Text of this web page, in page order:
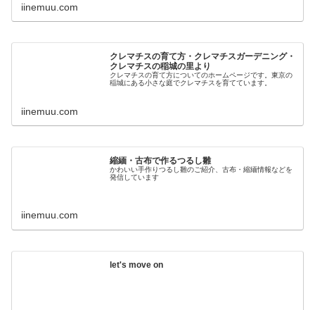
iinemuu.com
クレマチスの育て方・クレマチスガーデニング・
クレマチスの稲城の里より
クレマチスの育て方についてのホームページです。東京の
稲城にある小さな庭でクレマチスを育てています。
iinemuu.com
縮緬・古布で作るつるし雛
かわいい手作りつるし雛のご紹介、古布・縮緬情報などを
発信しています
iinemuu.com
let's move on